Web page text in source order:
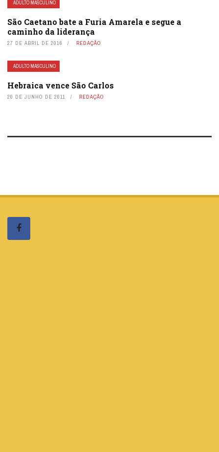
ADULTO MASCULINO
São Caetano bate a Furia Amarela e segue a
caminho da liderança
27 DE ABRIL DE 2016 REDAÇÃO
ADULTO MASCULINO
Hebraica vence São Carlos
20 DE JUNHO DE 2011 REDAÇÃO